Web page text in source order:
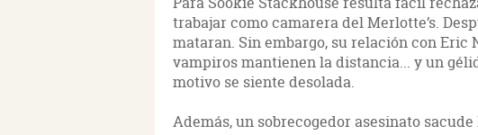
trabajar como camarera del Merlotte’s.
mataran. Sin embargo, su relación con Eric
vampiros mantienen la distancia... y un
motivo se siente desolada.
Además, un sobrecogedor asesinato